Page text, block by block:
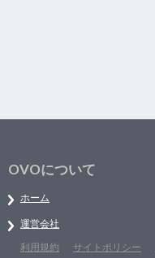
OVOについて
ホーム
運営会社
利用規約
サイトポリシー